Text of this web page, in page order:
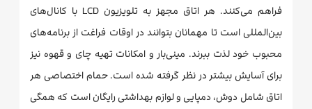
فراهم می‌کنند. هر اتاق مجهز به تلویزیون LCD با کانال‌های
بین‌المللی است تا مهمانان بتوانند در اوقات فراغت از برنامه‌های
محبوب خود لذت ببرند. مینی‌بار و امکانات تهیه چای و قهوه نیز
برای آسایش بیشتر در نظر گرفته شده است. حمام اختصاصی هر
اتاق شامل دوش، دمپایی و لوازم بهداشتی رایگان است که همگی